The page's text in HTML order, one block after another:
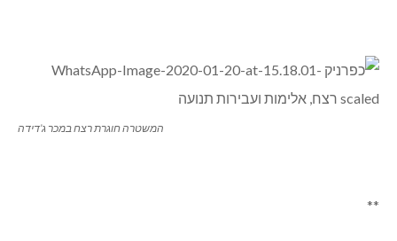
המשטרה חוגרת רצח במכר ג’דידה